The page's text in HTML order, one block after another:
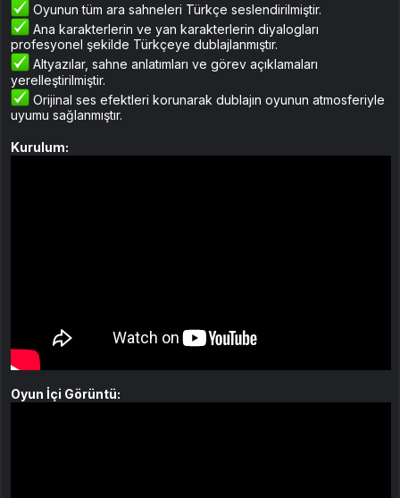
Oyunun tüm ara sahneleri Türkçe seslendirilmiştir.
Ana karakterlerin ve yan karakterlerin diyalogları
profesyonel şekilde Türkçeye dublajlanmıştır.
Altyazılar, sahne anlatımları ve görev açıklamaları
yerelleştirilmiştir.
Orijinal ses efektleri korunarak dublajın oyunun atmosferiyle
uyumu sağlanmıştır.
Kurulum:
Oyun İçi Görüntü: